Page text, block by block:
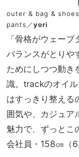
outer & bag & shoes
pants／yori
「骨格がウェー
バランスがとりや
ためにしつつ動き
識。trackのオイ
はすっきり整える
囲気や、カジュア
魅力で、ずっとこ
会社員・158㎝（6